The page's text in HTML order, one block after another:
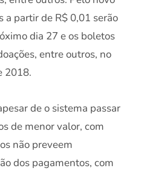
a partir de R$ 0,01 serão
dia 27 e os boletos
entre outros, no
2018.
de o sistema passar
de menor valor, com
não preveem
dos pagamentos, com